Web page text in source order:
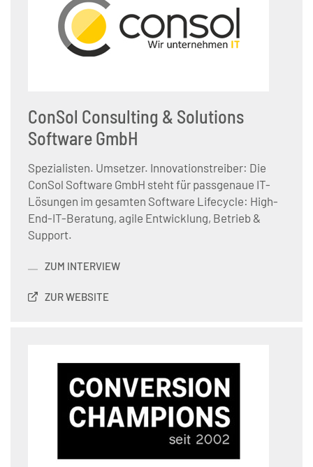
ConSol Consulting & Solutions
Software GmbH
Spezialisten. Umsetzer. Innovationstreiber: Die
ConSol Software GmbH steht für passgenaue IT-
Lösungen im gesamten Software Lifecycle: High-
End-IT-Beratung, agile Entwicklung, Betrieb &
Support.
ZUM INTERVIEW
ZUR WEBSITE